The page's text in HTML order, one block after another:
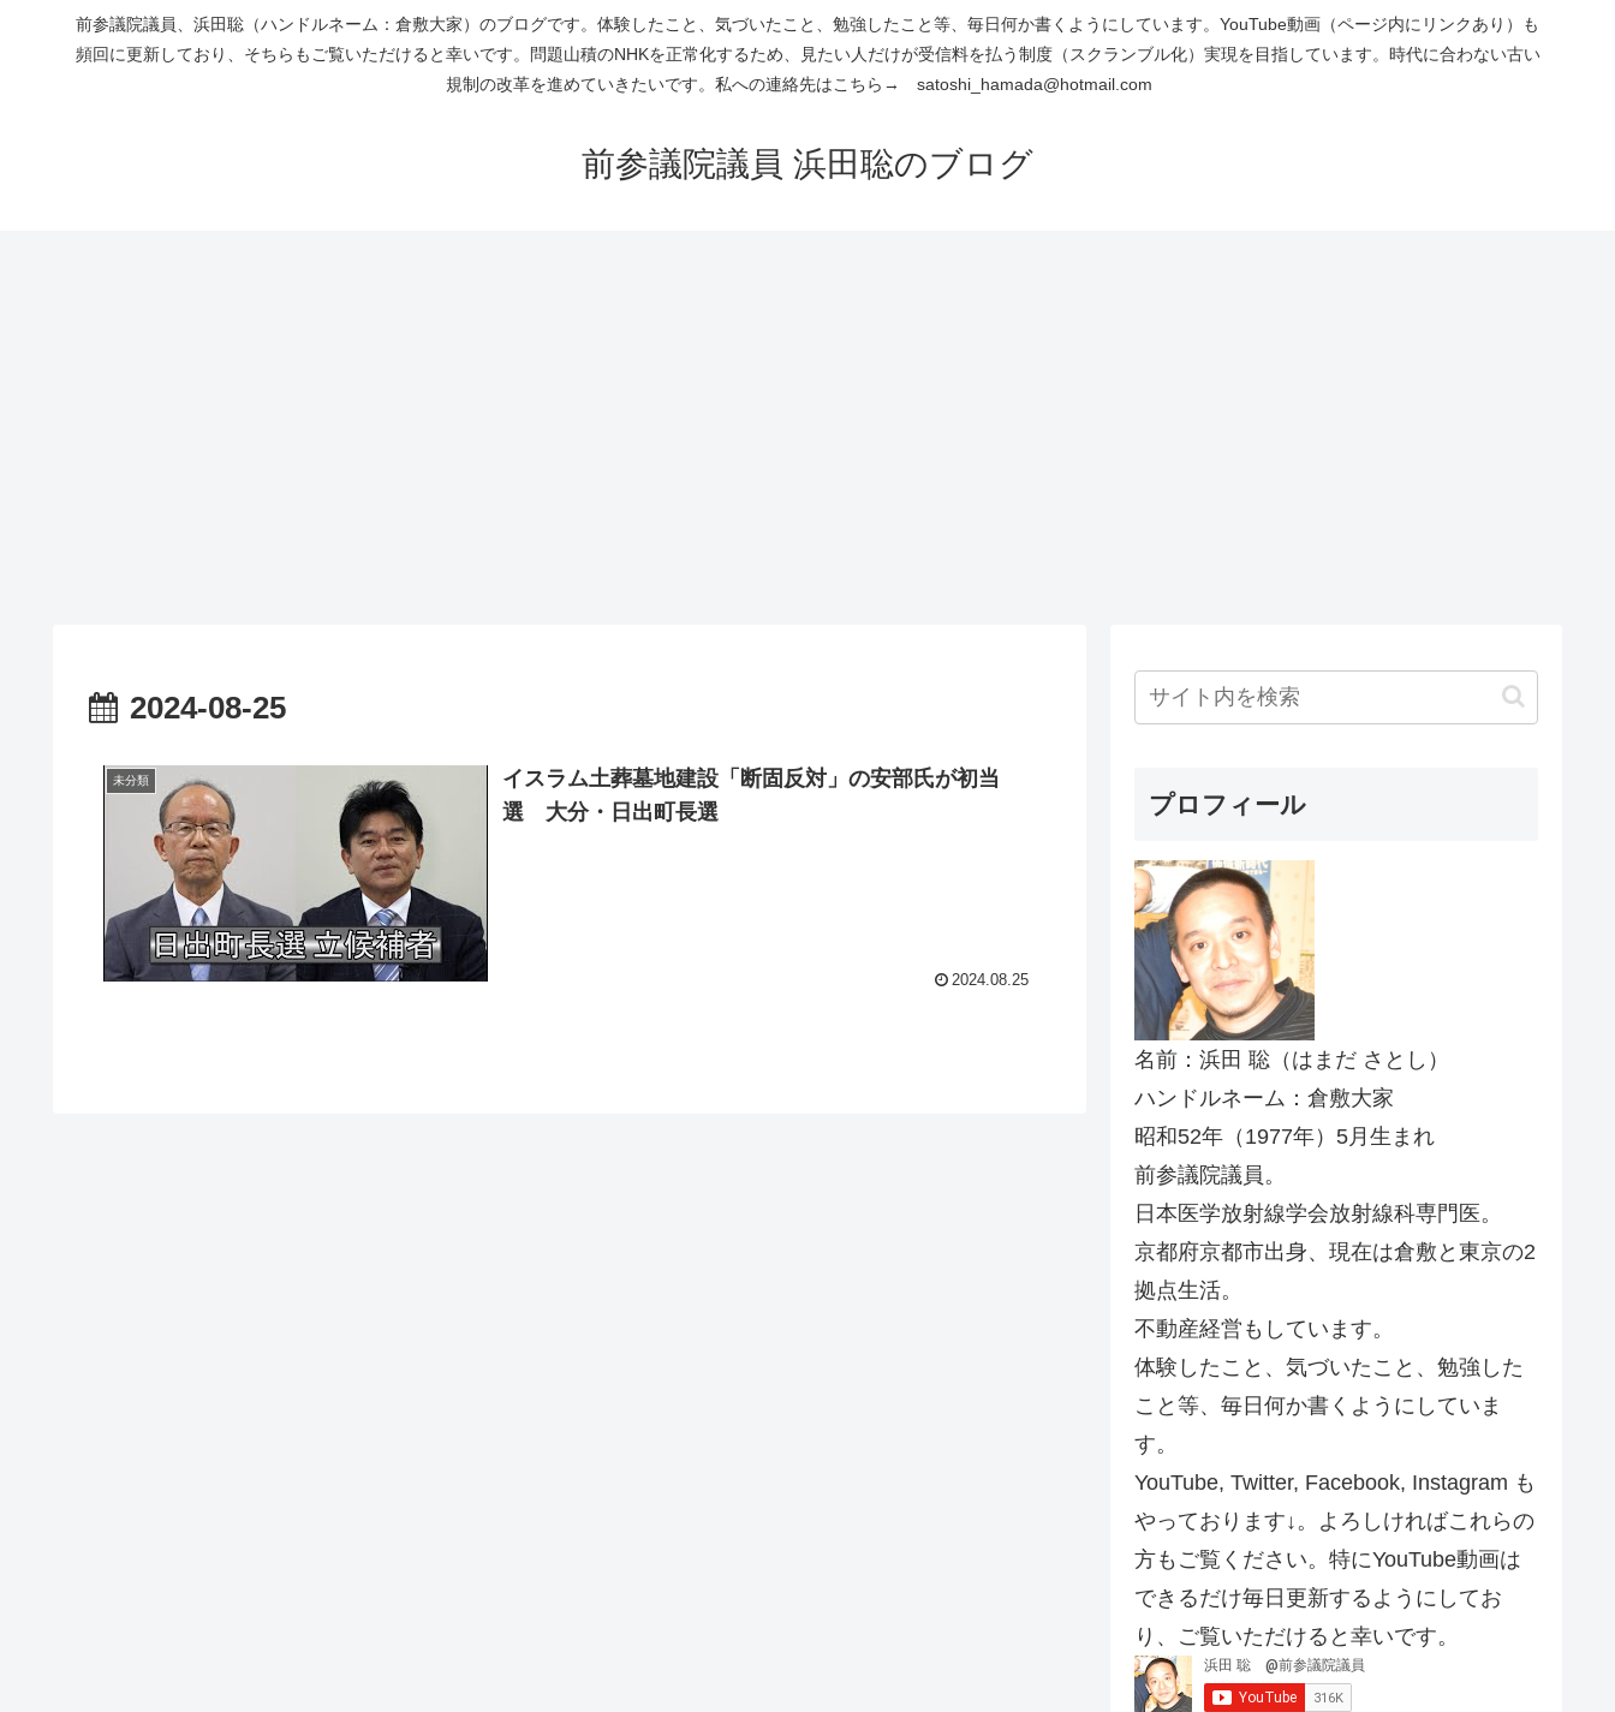
前参議院議員、浜田聡（ハンドルネーム：倉敷大家）のブログです。体験したこと、気づいたこと、勉強したこと等、毎日何か書くようにしています。YouTube動画（ページ内にリンクあり）も
頻回に更新しており、そちらもご覧いただけると幸いです。問題山積のNHKを正常化するため、見たい人だけが受信料を払う制度（スクランブル化）実現を目指しています。時代に合わない古い
規制の改革を進めていきたいです。私への連絡先はこちら→ satoshi_hamada@hotmail.com
前参議院議員 浜田聡のブログ
2024-08-25
未分類
イスラム土葬墓地建設「断固反対」の安部氏が初当
選 大分・日出町長選
2024.08.25
プロフィール
名前：浜田 聡（はまだ さとし）
ハンドルネーム：倉敷大家
昭和52年（1977年）5月生まれ
前参議院議員。
日本医学放射線学会放射線科専門医。
京都府京都市出身、現在は倉敷と東京の2
拠点生活。
不動産経営もしています。
体験したこと、気づいたこと、勉強した
こと等、毎日何か書くようにしていま
す。
YouTube, Twitter, Facebook, Instagram も
やっております↓。よろしければこれらの
方もご覧ください。特にYouTube動画は
できるだけ毎日更新するようにしてお
り、ご覧いただけると幸いです。